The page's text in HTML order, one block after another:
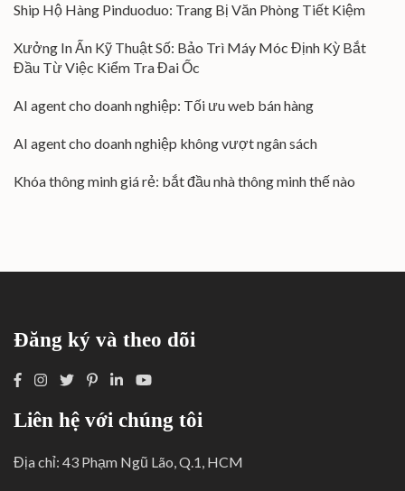
Ship Hộ Hàng Pinduoduo: Trang Bị Văn Phòng Tiết Kiệm
Xưởng In Ấn Kỹ Thuật Số: Bảo Trì Máy Móc Định Kỳ Bắt
Đầu Từ Việc Kiểm Tra Đai Ốc
AI agent cho doanh nghiệp: Tối ưu web bán hàng
AI agent cho doanh nghiệp không vượt ngân sách
Khóa thông minh giá rẻ: bắt đầu nhà thông minh thế nào
Đăng ký và theo dõi
Liên hệ với chúng tôi
Địa chỉ: 43 Phạm Ngũ Lão, Q.1, HCM